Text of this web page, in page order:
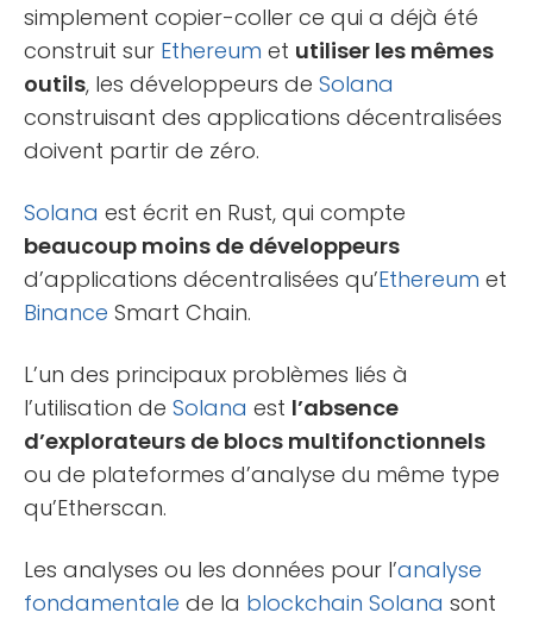
simplement copier-coller ce qui a déjà été
construit sur Ethereum et utiliser les mêmes
outils, les développeurs de Solana
construisant des applications décentralisées
doivent partir de zéro.
Solana est écrit en Rust, qui compte
beaucoup moins de développeurs
d’applications décentralisées qu’Ethereum et
Binance Smart Chain.
L’un des principaux problèmes liés à
l’utilisation de Solana est l’absence
d’explorateurs de blocs multifonctionnels
ou de plateformes d’analyse du même type
qu’Etherscan.
Les analyses ou les données pour l’analyse
fondamentale de la blockchain Solana sont